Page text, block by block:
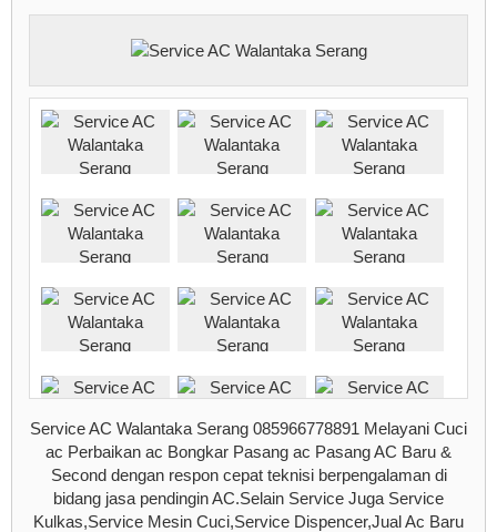
Service AC Walantaka Serang 085966778891 Melayani Cuci
ac Perbaikan ac Bongkar Pasang ac Pasang AC Baru &
Second dengan respon cepat teknisi berpengalaman di
bidang jasa pendingin AC.Selain Service Juga Service
Kulkas,Service Mesin Cuci,Service Dispencer,Jual Ac Baru